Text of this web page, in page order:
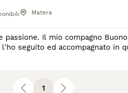
Matera
seguito ed accompagnato in
1